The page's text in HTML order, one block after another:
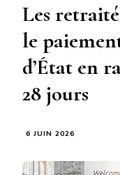
Les
le
d’État en
28 jours
6 JUIN 2026